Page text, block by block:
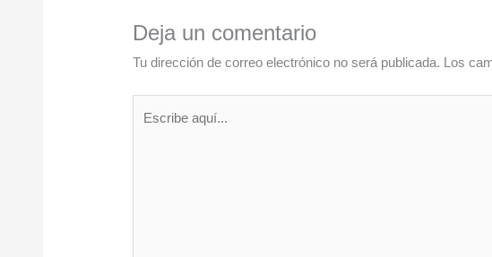
Deja un comentario
Tu dirección de correo electrónico no será publicada. Los